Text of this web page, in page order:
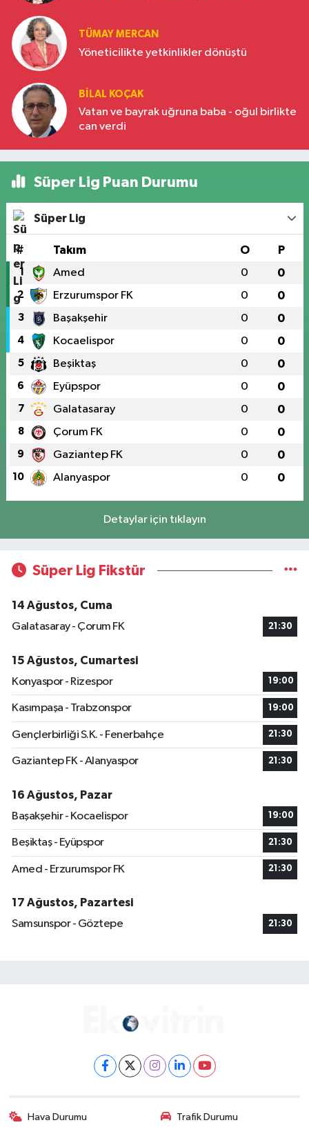
TÜMAY MERCAN
Yöneticilikte yetkinlikler dönüştü
BILAL KOÇAK
Vatan ve bayrak uğruna baba - oğul birlikte
can verdi
Süper Lig Puan Durumu
Süper Lig
# Takım O P
1 Amed 0 0
2 Erzurumspor FK 0 0
3 Başakşehir 0 0
4 Kocaelispor 0 0
5 Beşiktaş 0 0
6 Eyüpspor 0 0
7 Galatasaray 0 0
8 Çorum FK 0 0
9 Gaziantep FK 0 0
10 Alanyaspor 0 0
Detaylar için tıklayın
Süper Lig Fikstür
14 Ağustos, Cuma
Galatasaray - Çorum FK
21:30
15 Ağustos, Cumartesi
Konyaspor - Rizespor
19:00
Kasımpaşa - Trabzonspor 19:00
Gençlerbirliği S.K. - Fenerbahçe 21:30
Gaziantep FK - Alanyaspor 21:30
16 Ağustos, Pazar
Başakşehir - Kocaelispor
19:00
Beşiktaş - Eyüpspor 21:30
Amed - Erzurumspor FK 21:30
17 Ağustos, Pazartesi
Samsunspor - Göztepe
21:30
Hava Durumu Trafik Durumu